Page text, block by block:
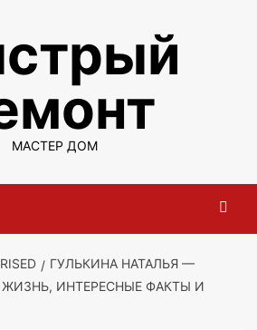
МАСТЕР ДОМ
ГУЛЬКИНА НАТАЛЬЯ —
ИНТЕРЕСНЫЕ ФАКТЫ И